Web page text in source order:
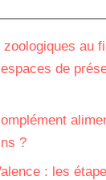
zoologiques au
de
?
: les